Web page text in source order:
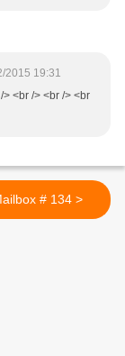
2015 19:31
<br /> <br /> <br
In My Mailbox # 134 >